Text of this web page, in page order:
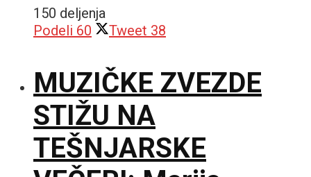
150 deljenja
Podeli 60 Tweet 38
MUZIČKE ZVEZDE
STIŽU NA
TEŠNJARSKE